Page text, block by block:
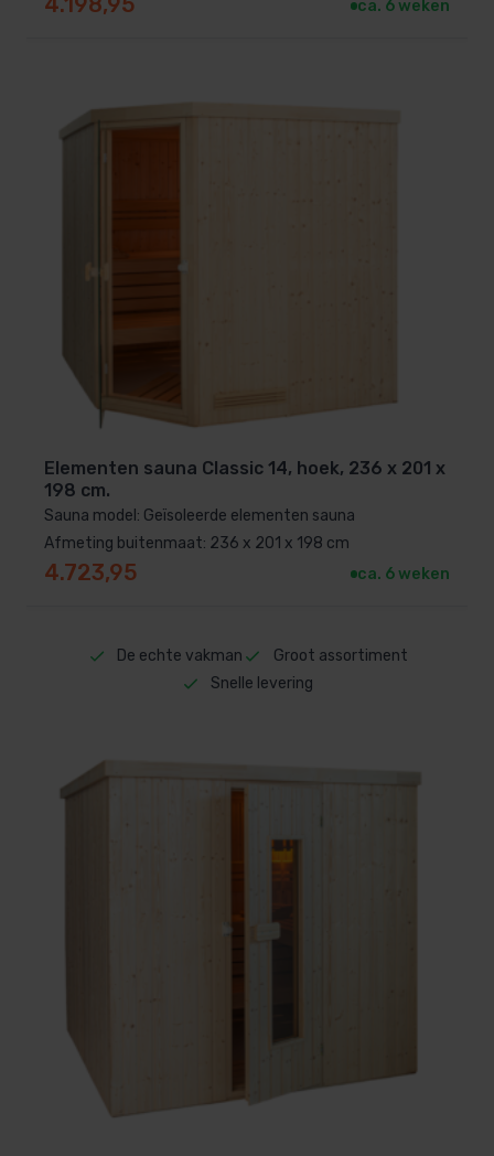
ca. 6 weken
Elementen sauna Classic 14, hoek, 236 x 201 x
198 cm.
Sauna model: Geïsoleerde elementen sauna
Afmeting buitenmaat: 236 x 201 x 198 cm
4.723,95 ca. 6 weken
De echte vakman
Groot assortiment
Snelle levering